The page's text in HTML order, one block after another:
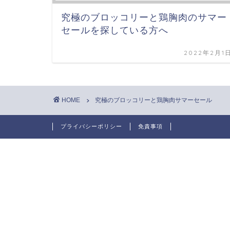
究極のブロッコリーと鶏胸肉のサマー
セールを探している方へ
2022年2月1
HOME 究極のブロッコリーと鶏胸肉サマーセール
プライバシーポリシー 免責事項